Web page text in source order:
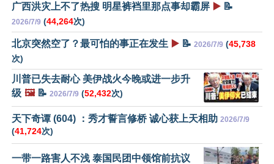
广西洪灾上不了热搜 明星裤裆里那点事却霸屏 ▶️ 📝
2026/7/9 (44,264次)
北京突然空了？最可怕的事正在发生 ▶️ 📝 2026/7/9 (45,738
次)
川普已失去耐心 美伊战火今晚或进一步升
级 🖼️📝 2026/7/9 (52,432次)
天下奇谭 (604) ：秀才誓言修桥 诚心获上天相助 2026/7/9
(41,724次)
一带一路害人不浅 泰国民团中领馆前抗议